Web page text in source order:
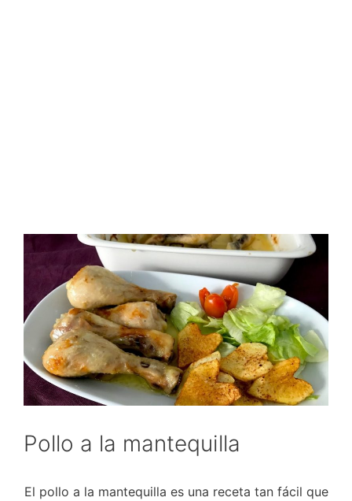
Pollo a la mantequilla
El pollo a la mantequilla es una receta tan fácil que